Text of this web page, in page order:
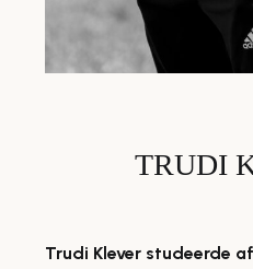
TRUDI
Trudi Klever studeerde